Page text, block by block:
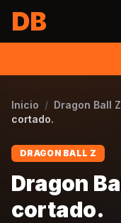
DB
Inicio / Dragon Ball Z
cortado.
DRAGON BALL Z
Dragon
cortado.